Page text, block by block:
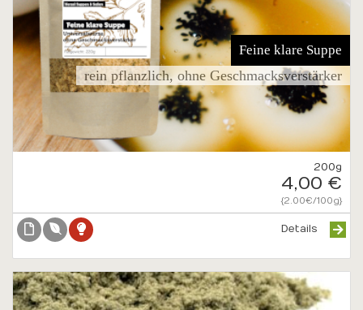
Feine klare Suppe
rein pflanzlich, ohne Geschmacksverstärker
200g
4,00 €
{2.00€/100g}
Details